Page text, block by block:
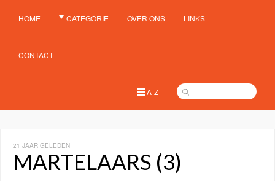
HOME CATEGORIE OVER ONS LINKS
CONTACT
A-Z
21 JAAR GELEDEN
MARTELAARS (3)